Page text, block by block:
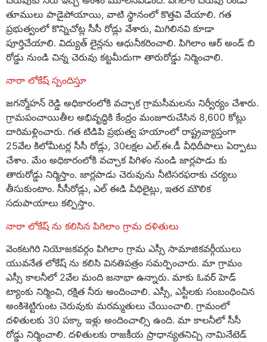
తూములు పాడైపోయాయి, వాటి స్థానంలో కొత్తవి వేయాలి. గత
ప్రభుత్వంలో కొన్నిచోట్ల సీసీ రోడ్లు వేశారు, మిగిలినవి కూడా
పూర్తిచేయాలి. విద్యుత్ లైన్లను ఆధునీకరించాలి. పిగిలాం ఆర్ అండ్ బి
రోడ్డు నుండి చిన్న చెరువు కట్టమీదుగా తారురోడ్డు నిర్మించాలి.
నారా లోకేష్ స్పందిస్తూ
జగన్మోహన్ రెడ్డి అధికారంలోకి వచ్చాక గ్రామసీమలను నిర్వీర్యం చేశారు.
గ్రామపంచాయితీల అభివృద్ధికి కేంద్రం మంజూరుచేసిన 8,600 కోట్లు
దారిమళ్లించారు. గత టిడిపి ప్రభుత్వ హయాంలో రాష్ట్రవ్యాప్తంగా
25వేల కిలోమీటర్ల సీసీ రోడ్లు, 30లక్షల ఎల్.ఈ.డీ వీధిదీపాలు ఏర్పాటు
చేశాం. మేం అధికారంలోకి వచ్చాక పిగిళం నుండి జార్లపాడు కు
తారురోడ్డు నిర్మిస్తాం. జార్లపాడు చెరువును నీటిసరఫరాకు చర్యలు
తీసుకుంటాం. సీసీరోడ్లు, ఎల్ ఈడి వీధిలైట్లు, ఇతర మౌలిక
సదుపాయాలు కల్పిస్తాం.
నారా లోకేష్ ను కలిసిన పిగిలాం గ్రామ దళితులు
వెంకటగిరి నియోజకవర్గం పిగిలాం గ్రామ ఎస్సీ సామాజికవర్గీయులు
యువనేత లోకేష్ ను కలిసి వినతిపత్రం సమర్పించారు. మా గ్రామం
ఎస్సీ కాలనీలో 2వేల మంది జనాభా ఉన్నారు. మాకు ఓవర్ హెడ్
ట్యాంకు నిర్మించి, రక్షిత నీరు అందించాలి. ఎస్సీ, ఎస్టీలకు సంబంధించిన
అంకిశెట్టిగుంట చెరువుకు మరమ్మతులు చేయించాలి. గ్రామంలో
దళితులకు 30 పక్కా ఇళ్లు అందించాల్సి ఉంది. మా కాలనీలో సీసీ
రోడ్డు నిర్మించాలి. దళితులకు రాజకీయ ప్రాధాన్యతనిచ్చి నామినేటెడ్